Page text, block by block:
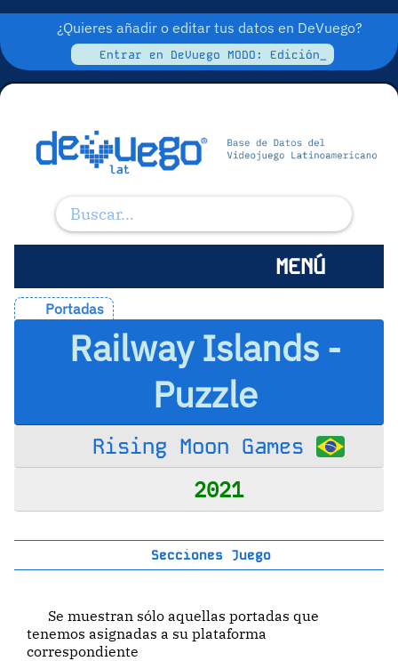
¿Quieres añadir o editar tus datos en DeVuego?
Entrar en DeVuego MODO: Edición_
MENÚ
Portadas
Railway Islands -
Puzzle
Rising Moon Games
2021
Secciones Juego
Se muestran sólo aquellas portadas que
tenemos asignadas a su plataforma
correspondiente